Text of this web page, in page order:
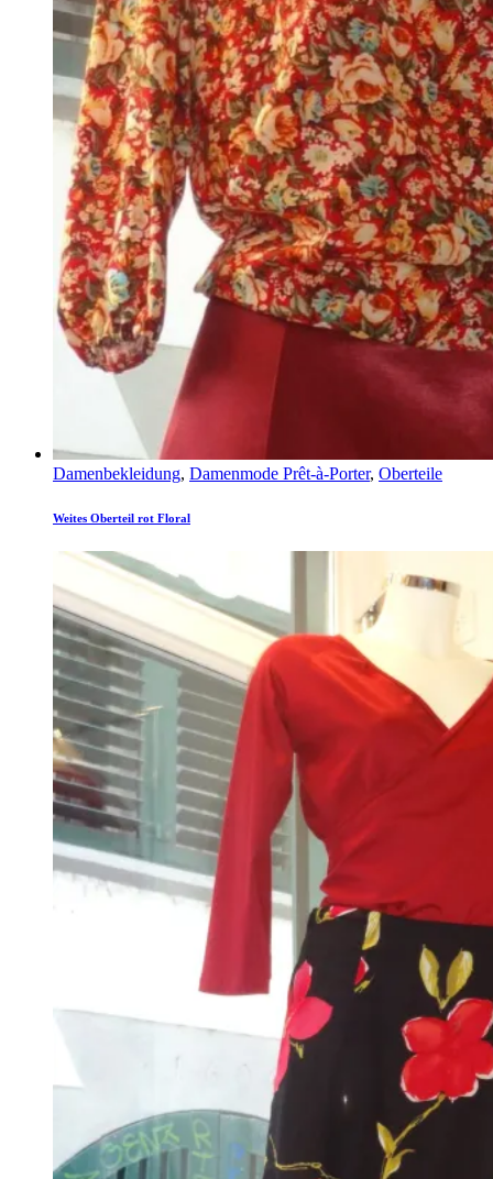
Damenbekleidung, Damenmode Prêt-à-Porter, Oberteile
Weites Oberteil rot Floral